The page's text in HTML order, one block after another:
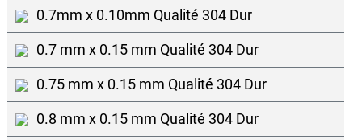
0.7mm x 0.10mm Qualité 304 Dur
0.7 mm x 0.15 mm Qualité 304 Dur
0.75 mm x 0.15 mm Qualité 304 Dur
0.8 mm x 0.15 mm Qualité 304 Dur